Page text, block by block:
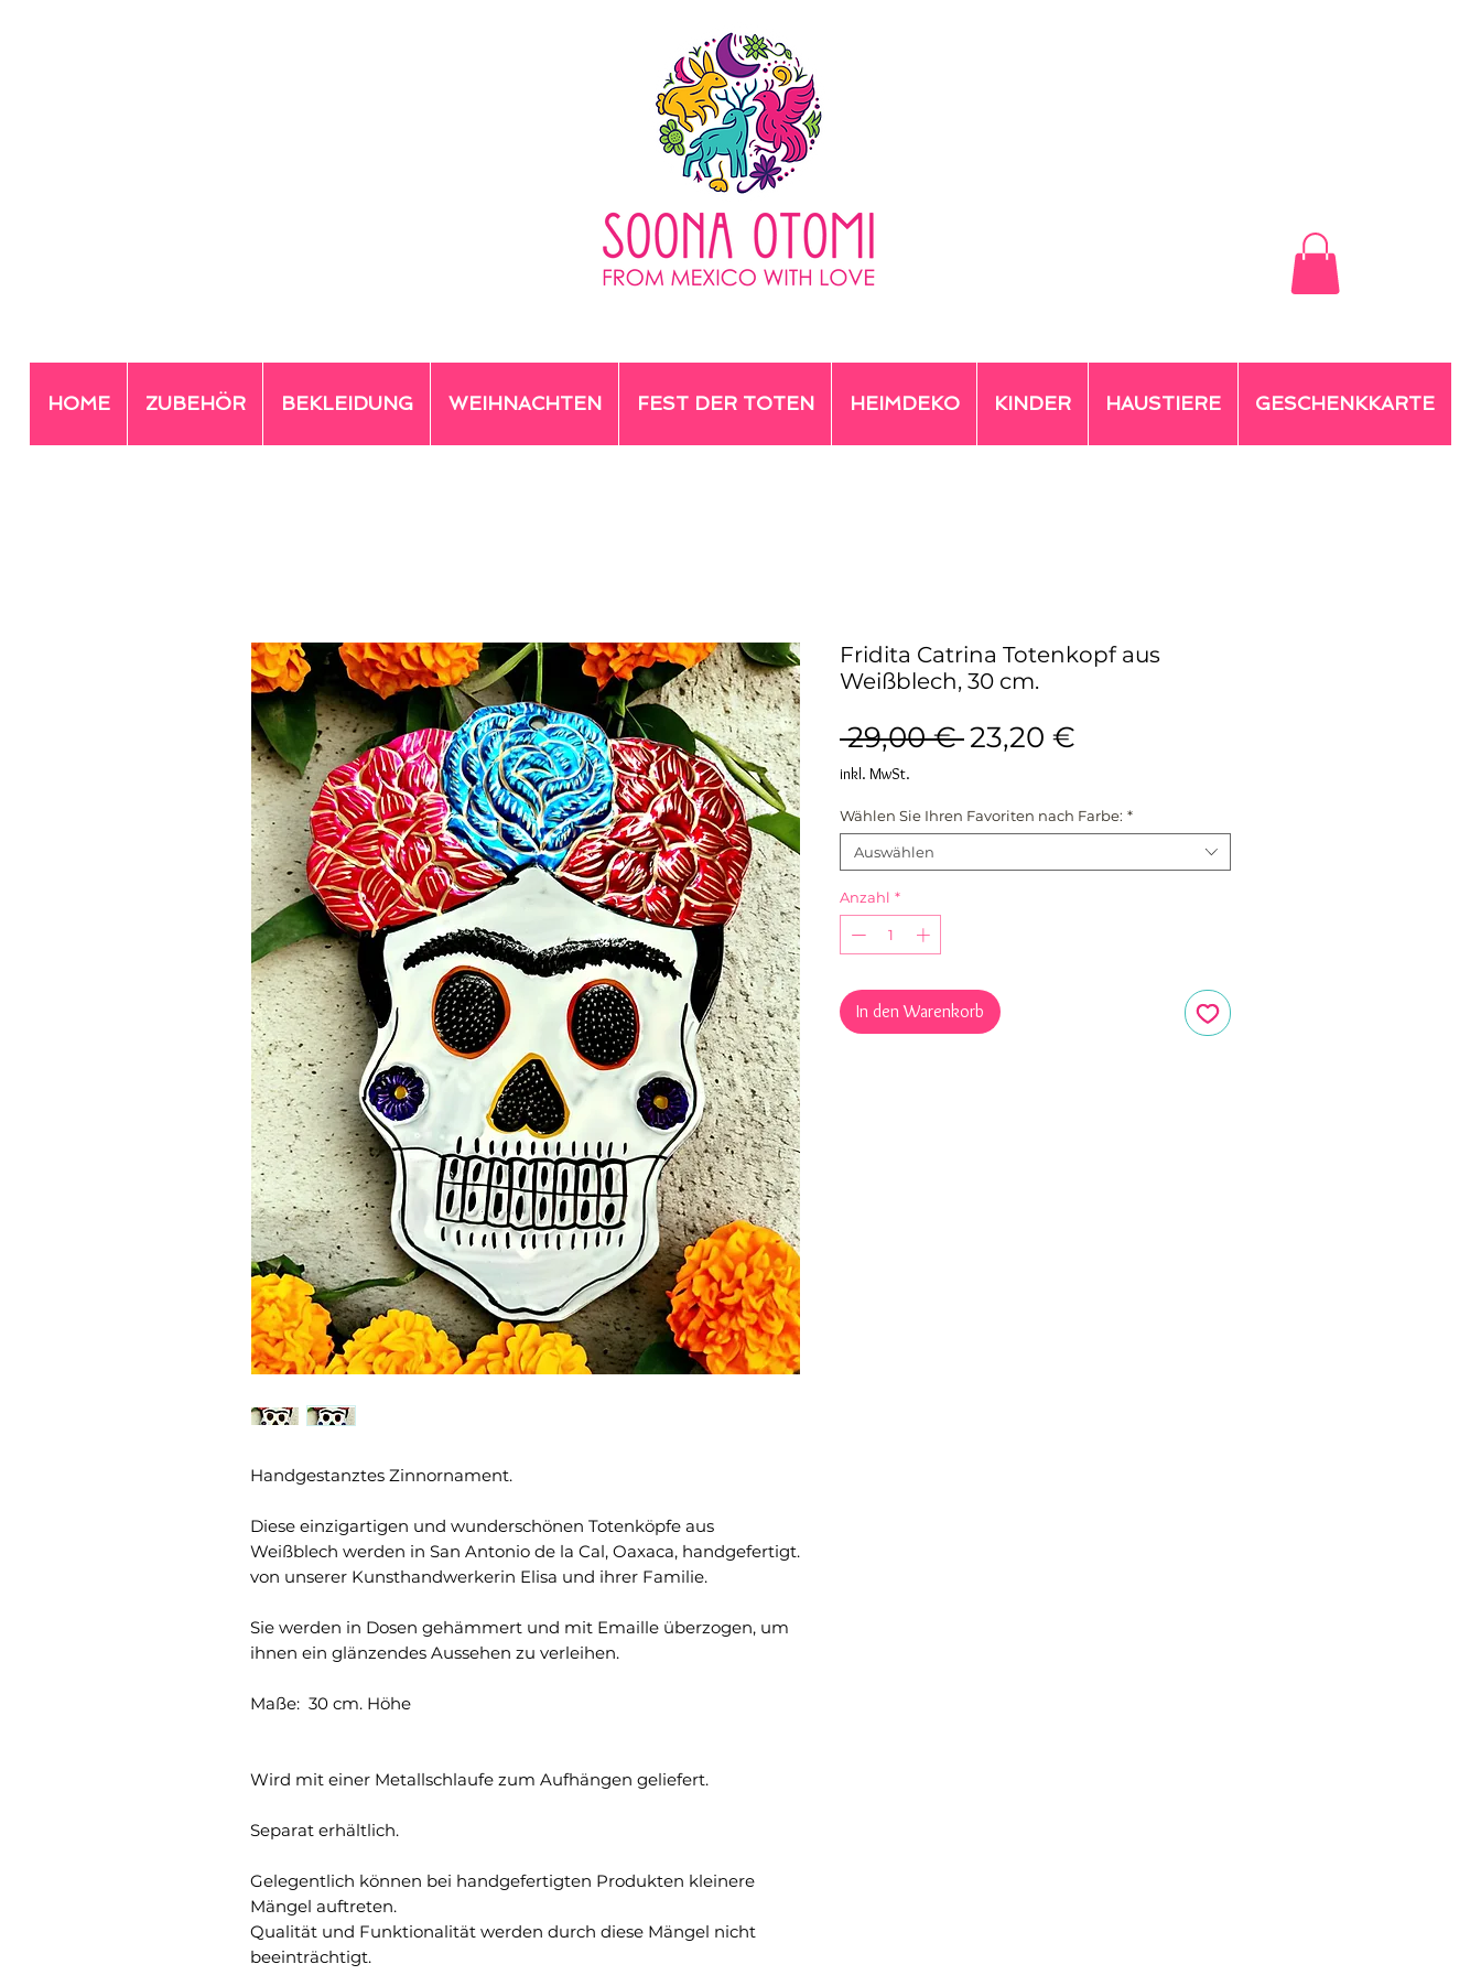
HOME ZUBEHÖR BEKLEIDUNG WEIHNACHTEN FEST DER TOTEN HEIMDEKO KINDER HAUSTIERE GESCHENKKARTE
Handgestanztes Zinnornament.
Diese einzigartigen und wunderschönen Totenköpfe aus
Weißblech werden in San Antonio de la Cal, Oaxaca, handgefertigt.
von unserer Kunsthandwerkerin Elisa und ihrer Familie.
Sie werden in Dosen gehämmert und mit Emaille überzogen, um
ihnen ein glänzendes Aussehen zu verleihen.
Maße: 30 cm. Höhe
Wird mit einer Metallschlaufe zum Aufhängen geliefert.
Separat erhältlich.
Gelegentlich können bei handgefertigten Produkten kleinere
Mängel auftreten.
Qualität und Funktionalität werden durch diese Mängel nicht
beeinträchtigt.
Fridita Catrina Totenkopf aus
Weißblech, 30 cm.
29,00 € Standardpreis
23,20 €
inkl. MwSt.
Wählen Sie Ihren Favoriten nach Farbe: *
Auswählen
Anzahl *
In den Warenkorb